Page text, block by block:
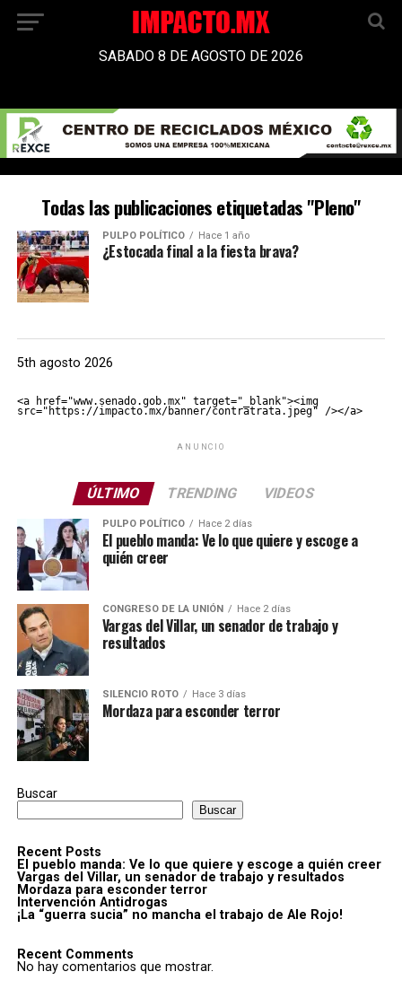
SABADO 8 DE AGOSTO DE 2026
Todas las publicaciones etiquetadas "Pleno"
PULPO POLÍTICO Hace 1 año
¿Estocada final a la fiesta brava?
5th agosto 2026
<a href="www.senado.gob.mx" target="_blank"><img
src="https://impacto.mx/banner/contratrata.jpeg" /></a>
ANUNCIO
ÚLTIMO TRENDING VIDEOS
PULPO POLÍTICO Hace 2 días
El pueblo manda: Ve lo que quiere y escoge a
quién creer
CONGRESO DE LA UNIÓN Hace 2 días
Vargas del Villar, un senador de trabajo y
resultados
SILENCIO ROTO Hace 3 días
Mordaza para esconder terror
Buscar
Buscar
Recent Posts
El pueblo manda: Ve lo que quiere y escoge a quién creer
Vargas del Villar, un senador de trabajo y resultados
Mordaza para esconder terror
Intervención Antidrogas
¡La “guerra sucia” no mancha el trabajo de Ale Rojo!
Recent Comments
No hay comentarios que mostrar.